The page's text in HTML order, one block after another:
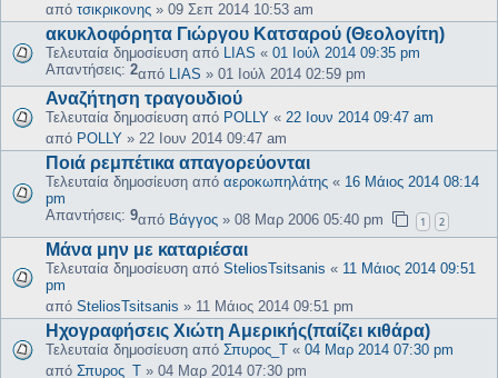
από τσικρικονης » 09 Σεπ 2014 10:53 am
ακυκλοφόρητα Γιώργου Κατσαρού (Θεολογίτη)
Τελευταία δημοσίευση από LIAS « 01 Ιούλ 2014 09:35 pm
Απαντήσεις: 2από LIAS » 01 Ιούλ 2014 02:59 pm
Αναζήτηση τραγουδιού
Τελευταία δημοσίευση από POLLY « 22 Ιουν 2014 09:47 am
από POLLY » 22 Ιουν 2014 09:47 am
Ποιά ρεμπέτικα απαγορεύονται
Τελευταία δημοσίευση από αεροκωπηλάτης « 16 Μάιος 2014 08:14
pm
Απαντήσεις: 9από Βάγγος » 08 Μαρ 2006 05:40 pm 1 2
Μάνα μην με καταριέσαι
Τελευταία δημοσίευση από SteliosTsitsanis « 11 Μάιος 2014 09:51
pm
από SteliosTsitsanis » 11 Μάιος 2014 09:51 pm
Ηχογραφήσεις Χιώτη Αμερικής(παίζει κιθάρα)
Τελευταία δημοσίευση από Σπυρος_Τ « 04 Μαρ 2014 07:30 pm
από Σπυρος_Τ » 04 Μαρ 2014 07:30 pm